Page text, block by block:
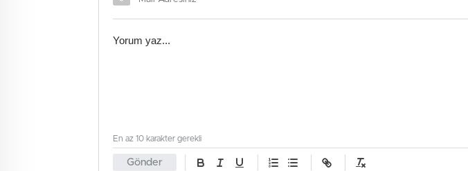
Gönder
En az 10 karakter gerekli